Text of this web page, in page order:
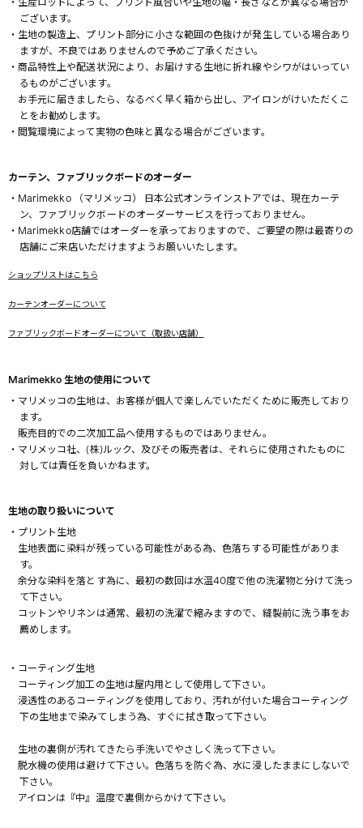
・生産ロットによって、プリント風合いや生地の幅・長さなどが異なる場合が
ございます。
・生地の製造上、プリント部分に小さな範囲の色抜けが発生している場合あり
ますが、不良ではありませんので予めご了承ください。
・商品特性上や配送状況により、お届けする生地に折れ線やシワがはいってい
るものがございます。
お手元に届きましたら、なるべく早く箱から出し、アイロンがけいただくこ
とをお勧めします。
・閲覧環境によって実物の色味と異なる場合がございます。
カーテン、ファブリックボードのオーダー
・Marimekko （マリメッコ） 日本公式オンラインストアでは、現在カーテ
ン、ファブリックボードのオーダーサービスを行っておりません。
・Marimekko店舗ではオーダーを承っておりますので、ご要望の際は最寄りの
店舗にご来店いただけますようお願いいたします。
ショップリストはこちら
カーテンオーダーについて
ファブリックボードオーダーについて（取扱い店舗）
Marimekko 生地の使用について
・マリメッコの生地は、お客様が個人で楽しんでいただくために販売しており
ます。
販売目的での二次加工品へ使用するものではありません。
・マリメッコ社、(株)ルック、及びその販売者は、それらに使用されたものに
対しては責任を負いかねます。
生地の取り扱いについて
・プリント生地
生地表面に染料が残っている可能性がある為、色落ちする可能性がありま
す。
余分な染料を落とす為に、最初の数回は水温40度で他の洗濯物と分けて洗っ
て下さい。
コットンやリネンは通常、最初の洗濯で縮みますので、縫製前に洗う事をお
薦めします。
・コーティング生地
コーティング加工の生地は屋内用として使用して下さい。
浸透性のあるコーティングを使用しており、汚れが付いた場合コーティング
下の生地まで染みてしまう為、すぐに拭き取って下さい。
生地の裏側が汚れてきたら手洗いでやさしく洗って下さい。
脱水機の使用は避けて下さい。色落ちを防ぐ為、水に浸したままにしないで
下さい。
アイロンは『中』温度で裏側からかけて下さい。